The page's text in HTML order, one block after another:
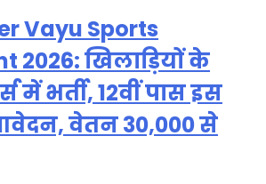
Vayu Sports
2026: खिलाड़ियों के
में भर्ती, 12वीं पास इस
वेतन 30,000 से